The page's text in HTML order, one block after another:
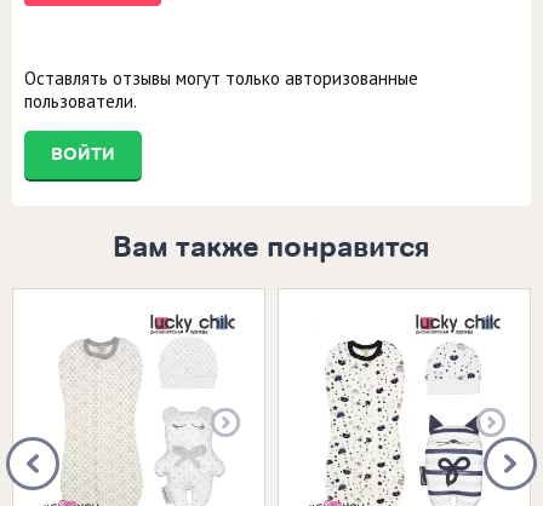
Оставлять отзывы могут только авторизованные
пользователи.
ВОЙТИ
Вам также понравится
Размеры в наличии: Размеры в наличии: